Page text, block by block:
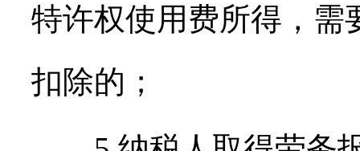
特许权使用费所得，需
扣除的；